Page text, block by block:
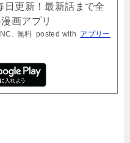
日更新！最新話まで全
画アプリ
無料 posted with アプリー